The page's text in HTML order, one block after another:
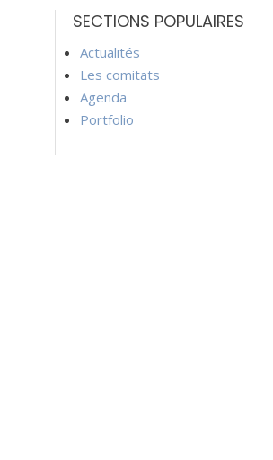
SECTIONS POPULAIRES
Actualités
Les comitats
Agenda
Portfolio